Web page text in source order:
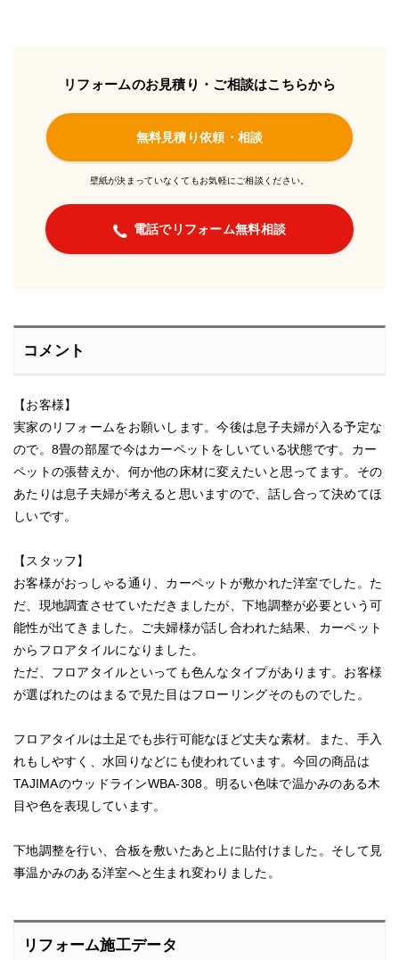
リフォームのお見積り・ご相談はこちらから
無料見積り依頼・相談
壁紙が決まっていなくてもお気軽にご相談ください。
電話でリフォーム無料相談
コメント
【お客様】
実家のリフォームをお願いします。今後は息子夫婦が入る予定な
ので。8畳の部屋で今はカーペットをしいている状態です。カー
ペットの張替えか、何か他の床材に変えたいと思ってます。その
あたりは息子夫婦が考えると思いますので、話し合って決めてほ
しいです。
【スタッフ】
お客様がおっしゃる通り、カーペットが敷かれた洋室でした。た
だ、現地調査させていただきましたが、下地調整が必要という可
能性が出てきました。ご夫婦様が話し合われた結果、カーペット
からフロアタイルになりました。
ただ、フロアタイルといっても色んなタイプがあります。お客様
が選ばれたのはまるで見た目はフローリングそのものでした。
フロアタイルは土足でも歩行可能なほど丈夫な素材。また、手入
れもしやすく、水回りなどにも使われています。今回の商品は
TAJIMAのウッドラインWBA-308。明るい色味で温かみのある木
目や色を表現しています。
下地調整を行い、合板を敷いたあと上に貼付けました。そして見
事温かみのある洋室へと生まれ変わりました。
リフォーム施工データ